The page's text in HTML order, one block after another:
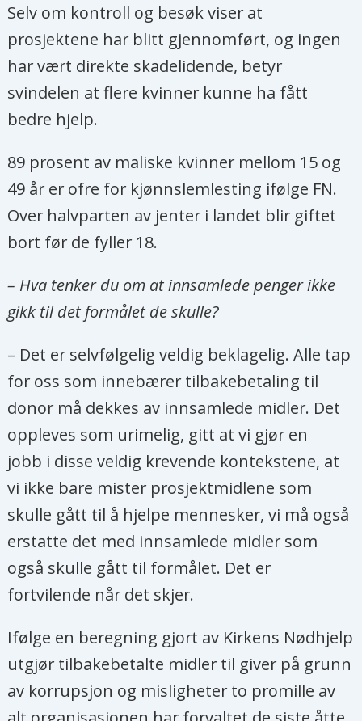
Selv om kontroll og besøk viser at
prosjektene har blitt gjennomført, og ingen
har vært direkte skadelidende, betyr
svindelen at flere kvinner kunne ha fått
bedre hjelp.
89 prosent av maliske kvinner mellom 15 og
49 år er ofre for kjønnslemlesting ifølge FN.
Over halvparten av jenter i landet blir giftet
bort før de fyller 18.
– Hva tenker du om at innsamlede penger ikke
gikk til det formålet de skulle?
– Det er selvfølgelig veldig beklagelig. Alle tap
for oss som innebærer tilbakebetaling til
donor må dekkes av innsamlede midler. Det
oppleves som urimelig, gitt at vi gjør en
jobb i disse veldig krevende kontekstene, at
vi ikke bare mister prosjektmidlene som
skulle gått til å hjelpe mennesker, vi må også
erstatte det med innsamlede midler som
også skulle gått til formålet. Det er
fortvilende når det skjer.
Ifølge en beregning gjort av Kirkens Nødhjelp
utgjør tilbakebetalte midler til giver på grunn
av korrupsjon og misligheter to promille av